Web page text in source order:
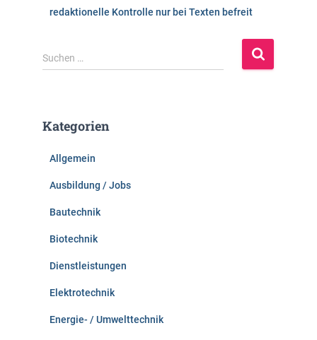
redaktionelle Kontrolle nur bei Texten befreit
S
u
n
Suchen …
Kategorien
Allgemein
Ausbildung / Jobs
Bautechnik
Biotechnik
Dienstleistungen
Elektrotechnik
Energie- / Umwelttechnik